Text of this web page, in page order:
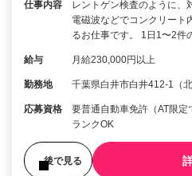
仕事内容
レントゲン検査のように、
電磁波などでコンクリート
るお仕事です。 1日1〜2
給与 月給230,000円以上
勤務地 千葉県白井市白井412-1（
応募資格
要普通自動車免許（AT限
ランクOK
後で見る